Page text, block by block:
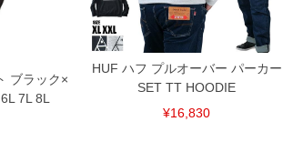
ブラック×
7L 8L
HUF ハフ プルオーバー パーカー
SET TT HOODIE
¥16,830